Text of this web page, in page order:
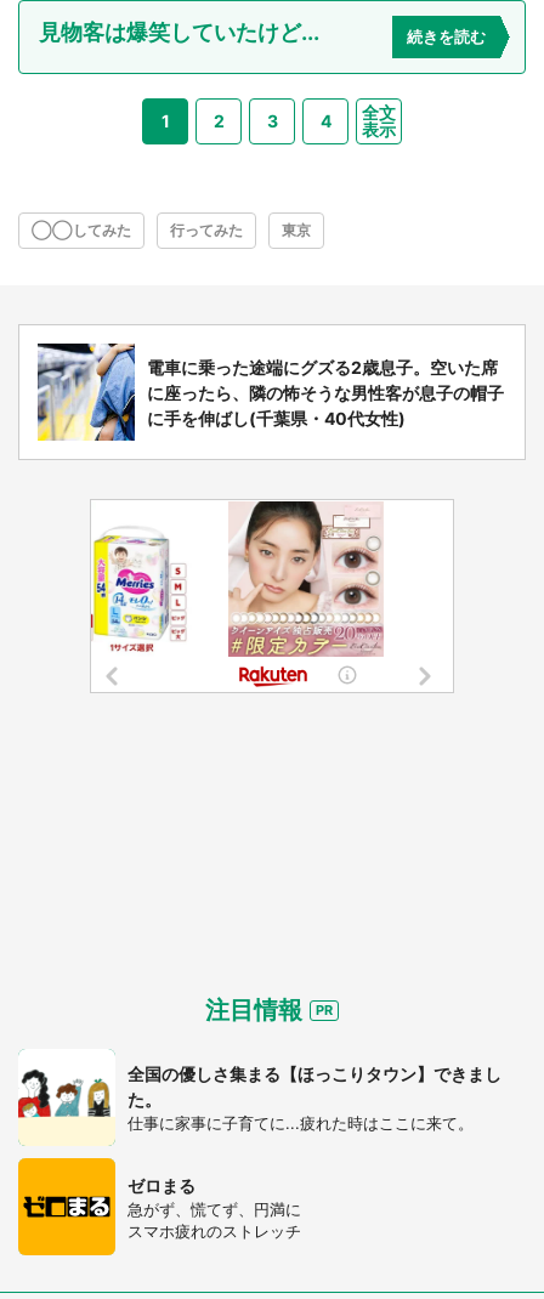
見物客は爆笑していたけど... 続きを読む
1 2 3 4
全文
表示
◯◯してみた 行ってみた 東京
電車に乗った途端にグズる2歳息子。空いた席
に座ったら、隣の怖そうな男性客が息子の帽子
に手を伸ばし(千葉県・40代女性)
注目情報
全国の優しさ集まる【ほっこりタウン】できまし
た。
仕事に家事に子育てに...疲れた時はここに来て。
ゼロまる
急がず、慌てず、円満に
スマホ疲れのストレッチ